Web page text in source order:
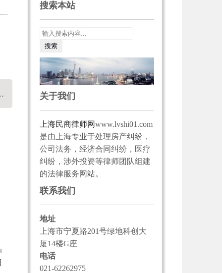
搜索本站
关于我们
上海民商律师网www.lvshi01.com
是由上海专业于处理房产纠纷，
公司法务，经济合同纠纷，医疗
纠纷，涉外投资等律师团队组建
的法律服务网站。
联系我们
地址
上海市宁夏路201号绿地科创大
厦14楼G座
电话
021-62262975